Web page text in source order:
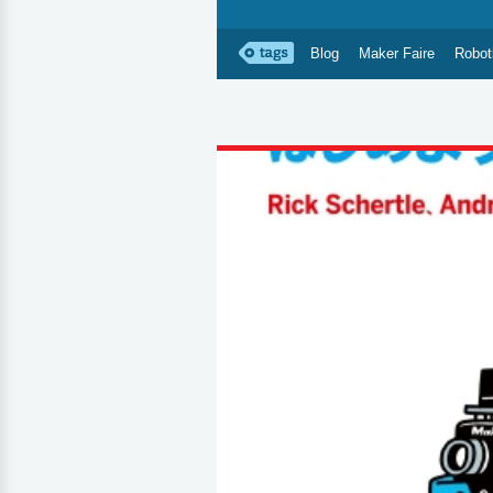
Blog Maker Faire